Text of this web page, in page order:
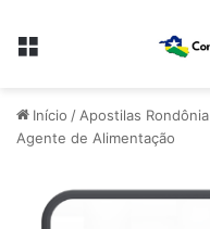
Menu
Início /Apostilas Rondônia
Agente de Alimentação